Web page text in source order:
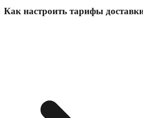
Как настроить тарифы